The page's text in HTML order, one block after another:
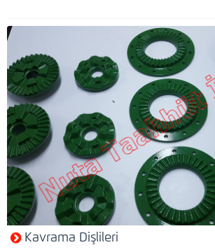
Kavrama Dişlileri